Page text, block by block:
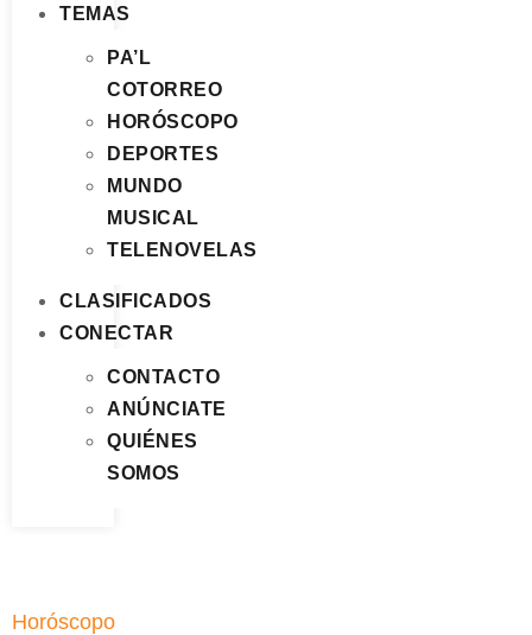
TEMAS
PA’L
COTORREO
HORÓSCOPO
DEPORTES
MUNDO
MUSICAL
TELENOVELAS
CLASIFICADOS
CONECTAR
CONTACTO
ANÚNCIATE
QUIÉNES
SOMOS
Horóscopo